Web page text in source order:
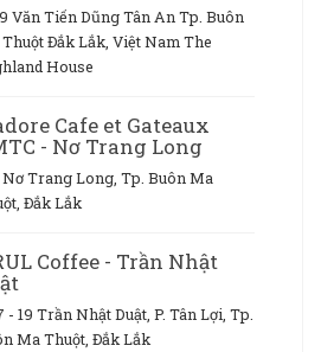
Văn Tiến Dũng Tân An Tp. Buôn
Đắk Lắk, Việt Nam The
House
Cafe et Gateaux
- Nơ Trang Long
Trang Long, Tp. Buôn Ma
Đắk Lắk
Coffee - Trần Nhật
- 19 Trần Nhật Duật, P. Tân Lợi, Tp.
Ma Thuột, Đắk Lắk